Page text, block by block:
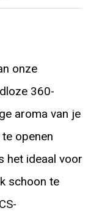
onze
360-
aroma van je
openen
het ideaal voor
schoon te